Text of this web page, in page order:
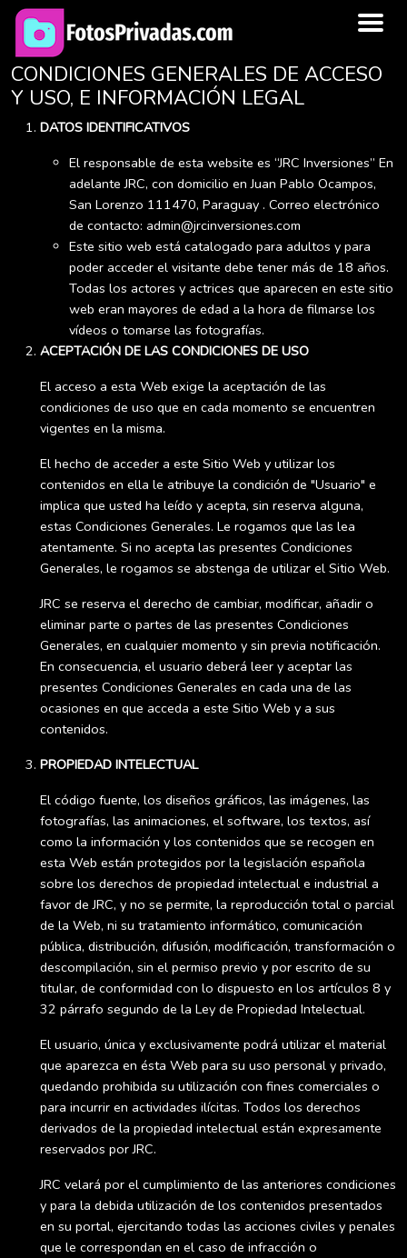
CONDICIONES GENERALES DE ACCESO
Y USO, E INFORMACIÓN LEGAL
DATOS IDENTIFICATIVOS
El responsable de esta website es “JRC Inversiones” En
adelante JRC, con domicilio en Juan Pablo Ocampos,
San Lorenzo 111470, Paraguay . Correo electrónico
de contacto: admin@jrcinversiones.com
Este sitio web está catalogado para adultos y para
poder acceder el visitante debe tener más de 18 años.
Todas los actores y actrices que aparecen en este sitio
web eran mayores de edad a la hora de filmarse los
vídeos o tomarse las fotografías.
ACEPTACIÓN DE LAS CONDICIONES DE USO
El acceso a esta Web exige la aceptación de las
condiciones de uso que en cada momento se encuentren
vigentes en la misma.
El hecho de acceder a este Sitio Web y utilizar los
contenidos en ella le atribuye la condición de "Usuario" e
implica que usted ha leído y acepta, sin reserva alguna,
estas Condiciones Generales. Le rogamos que las lea
atentamente. Si no acepta las presentes Condiciones
Generales, le rogamos se abstenga de utilizar el Sitio Web.
JRC se reserva el derecho de cambiar, modificar, añadir o
eliminar parte o partes de las presentes Condiciones
Generales, en cualquier momento y sin previa notificación.
En consecuencia, el usuario deberá leer y aceptar las
presentes Condiciones Generales en cada una de las
ocasiones en que acceda a este Sitio Web y a sus
contenidos.
PROPIEDAD INTELECTUAL
El código fuente, los diseños gráficos, las imágenes, las
fotografías, las animaciones, el software, los textos, así
como la información y los contenidos que se recogen en
esta Web están protegidos por la legislación española
sobre los derechos de propiedad intelectual e industrial a
favor de JRC, y no se permite, la reproducción total o parcial
de la Web, ni su tratamiento informático, comunicación
pública, distribución, difusión, modificación, transformación o
descompilación, sin el permiso previo y por escrito de su
titular, de conformidad con lo dispuesto en los artículos 8 y
32 párrafo segundo de la Ley de Propiedad Intelectual.
El usuario, única y exclusivamente podrá utilizar el material
que aparezca en ésta Web para su uso personal y privado,
quedando prohibida su utilización con fines comerciales o
para incurrir en actividades ilícitas. Todos los derechos
derivados de la propiedad intelectual están expresamente
reservados por JRC.
JRC velará por el cumplimiento de las anteriores condiciones
y para la debida utilización de los contenidos presentados
en su portal, ejercitando todas las acciones civiles y penales
que le correspondan en el caso de infracción o